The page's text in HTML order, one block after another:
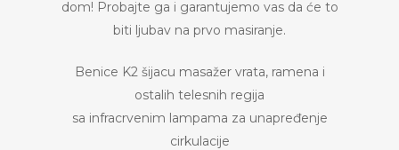
dom! Probajte ga i garantujemo vas da će to
biti ljubav na prvo masiranje.
Benice K2 šijacu masažer vrata, ramena i
ostalih telesnih regija
sa infracrvenim lampama za unapređenje
cirkulacije